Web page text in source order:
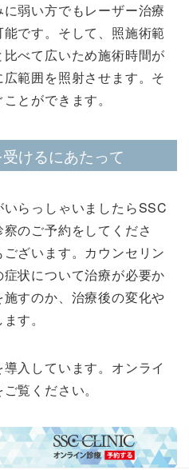
弱い方でもレーザー治療
です。そして、照施術範
べて広いため施術時間が
範囲を照射させます。そ
とができます。
けるにあたって
らっしゃいましたらSSC
のご予約をしてくださ
ざいます。カウンセリン
状について治療が必要か
すのか、治療後の変化や
す。
入しています。オンライ
ご覧ください。